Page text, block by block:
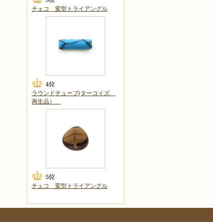
チェコ 変型トライアングル
ラウンドチューブ(ターコイズ
再生品）
チェコ 変型トライアングル